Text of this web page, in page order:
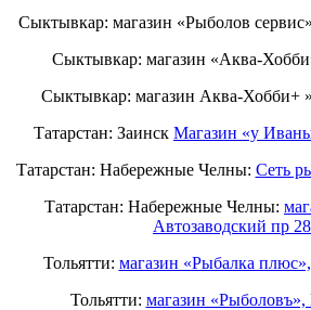
Сыктывкар: магазин «Рыболов
Сыктывкар: магазин «Аква-
Сыктывкар: магазин Аква-Хобби+
Татарстан: Заинск Магазин «у
Татарстан: Набережные Челны: Cеть
Татарстан: Набережные Челны:
Автозаводский пр
Тольятти: магазин «Рыбалка
Тольятти: магазин «Рыболовъ»,